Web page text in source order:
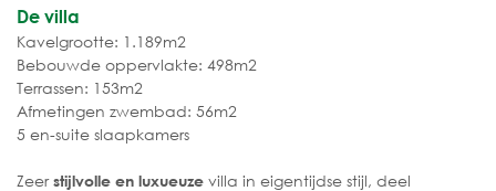
De villa
Kavelgrootte: 1.189m2
Bebouwde oppervlakte: 498m2
Terrassen: 153m2
Afmetingen zwembad: 56m2
5 en-suite slaapkamers
Zeerstijlvolle en luxueuze villa in eigentijdse stijl, deel